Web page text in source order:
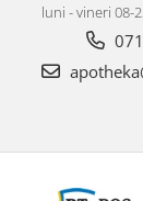
luni - vineri 08-